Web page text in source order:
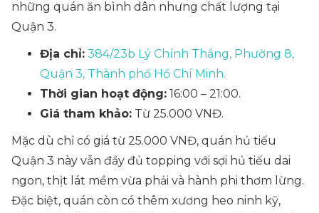
những quán ăn bình dân nhưng chất lượng tại
Quận 3.
Địa chỉ: 384/23b Lý Chính Thắng, Phường 8,
Quận 3, Thành phố Hồ Chí Minh.
Thời gian hoạt động: 16:00 – 21:00.
Giá tham khảo: Từ 25.000 VNĐ.
Mặc dù chỉ có giá từ 25.000 VNĐ, quán hủ tiếu
Quận 3 này vẫn đầy đủ topping với sợi hủ tiếu dai
ngon, thịt lát mềm vừa phải và hành phi thơm lừng.
Đặc biệt, quán còn có thêm xương heo ninh kỹ,